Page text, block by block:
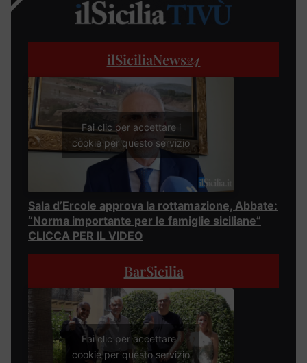
ilSiciliaNews24
Fai clic per accettare i
cookie per questo servizio
Sala d’Ercole approva la rottamazione, Abbate:
“Norma importante per le famiglie siciliane”
CLICCA PER IL VIDEO
BarSicilia
Fai clic per accettare i
cookie per questo servizio